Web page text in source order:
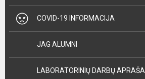
COVID-19 INFORMACIJA
JAG ALUMNI
LABORATORINIŲ DARBŲ APRAŠAI